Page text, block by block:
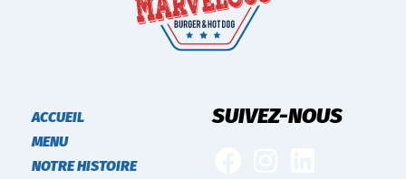
ACCUEIL
MENU
NOTRE HISTOIRE
SUIVEZ-NOUS